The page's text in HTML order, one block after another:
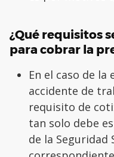
¿Qué requisitos
para cobrar la
En el caso de
accidente de
requisito de
tan solo debe
de la Seguridad